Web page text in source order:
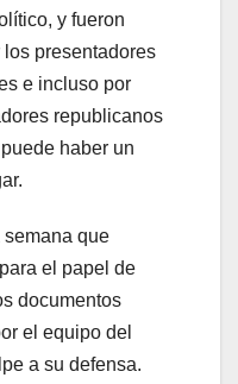
y fueron
presentadores
e incluso por
republicanos
haber un
semana que
el papel de
documentos
el equipo del
a su defensa.